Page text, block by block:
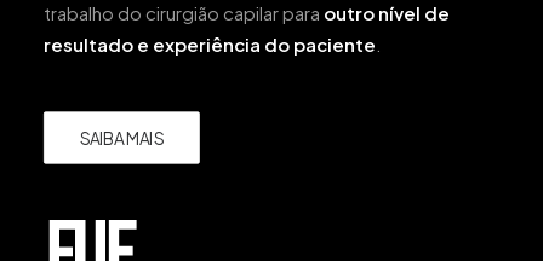
trabalho do cirurgião capilar para outro nível de
resultado e experiência do paciente
SAIBA MAIS